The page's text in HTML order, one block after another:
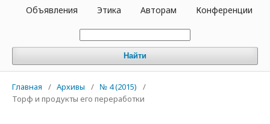
Объявления Этика Авторам Конференции
Найти
Главная / Архивы / № 4 (2015)
/
Торф и продукты его переработки